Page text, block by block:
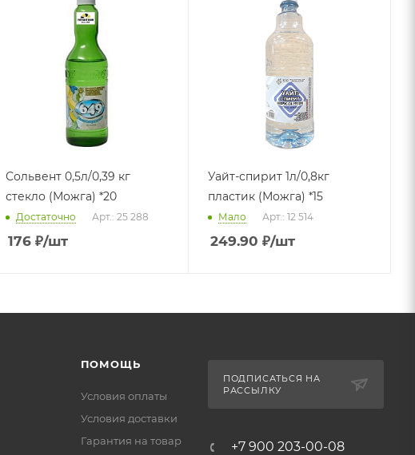
Сольвент 0,5л/0,39 кг
стекло (Можга) *20
Достаточно Арт.: 25 288
176 ₽/шт
Уайт-спирит 1л/0,8кг
пластик (Можга) *15
Мало Арт.: 12 514
249.90 ₽/шт
ПОМОЩЬ
Условия оплаты
Условия доставки
Гарантия на товар
ПОДПИСАТЬСЯ НА
РАССЫЛКУ
+7 900 203-00-08